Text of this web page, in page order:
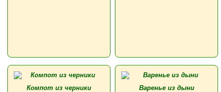
Компот из черники Варенье из дыни